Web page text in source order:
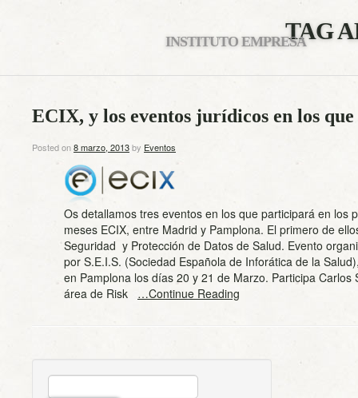
TAG
INSTITUTO EMPRESA
ECIX, y los eventos jurídicos en los
Posted on8 marzo, 2013by Eventos
Os detallamos tres eventos en los que participará en los
meses ECIX, entre Madrid y Pamplona. El primero de
Seguridad y Protección de Datos de Salud. Evento
por S.E.I.S. (Sociedad Española de Inforática de la
en Pamplona los días 20 y 21 de Marzo. Participa Carlos
área de Risk …Continue Reading
BUSCAR: